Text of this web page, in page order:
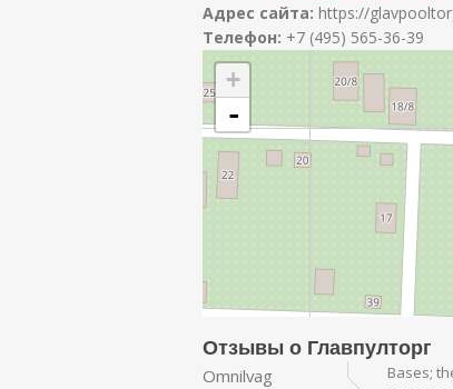
Адрес сайта: https://
Телефон: +7 (495) 565-36-39
+
-
Отзывы о Главпулторг
Omnilvag
Bases;